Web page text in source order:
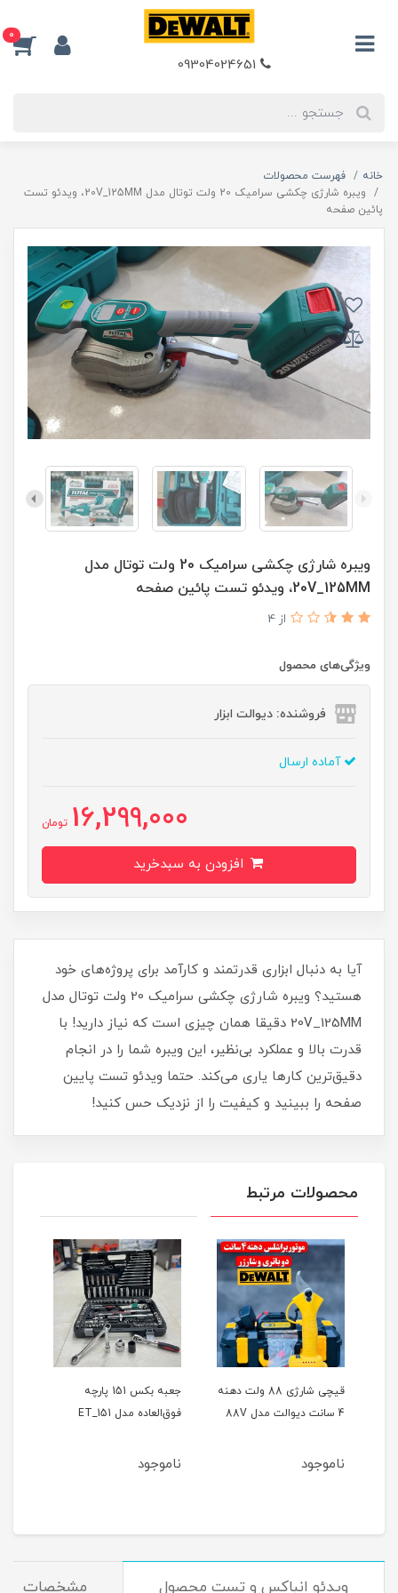
0
خانه
فهرست محصولات
ویبره شارژی چکشی سرامیک 20 ولت توتال مدل 20V_125MM، ویدئو تست
پائین صفحه
ویبره شارژی چکشی سرامیک 20 ولت توتال مدل
20V_125MM، ویدئو تست پائین صفحه
از 4
ویژگی‌های محصول
فروشنده: دیوالت ابزار
آماده ارسال
16,299,000 تومان
آیا به دنبال ابزاری قدرتمند و کارآمد برای پروژه‌های خود
هستید؟ ویبره شارژی چکشی سرامیک 20 ولت توتال مدل
20V_125MM دقیقا همان چیزی است که نیاز دارید! با
قدرت بالا و عملکرد بی‌نظیر، این ویبره شما را در انجام
دقیق‌ترین کارها یاری می‌کند. حتما ویدئو تست پایین
صفحه را ببینید و کیفیت را از نزدیک حس کنید!
محصولات مرتبط
قیچی شارژی 88 ولت دهنه
4 سانت دیوالت مدل 88V
ناموجود
جعبه بکس 151 پارچه
فوق‌العاده مدل ET_151
ناموجود
ویدئو انباکس و تست محصول مشخصات